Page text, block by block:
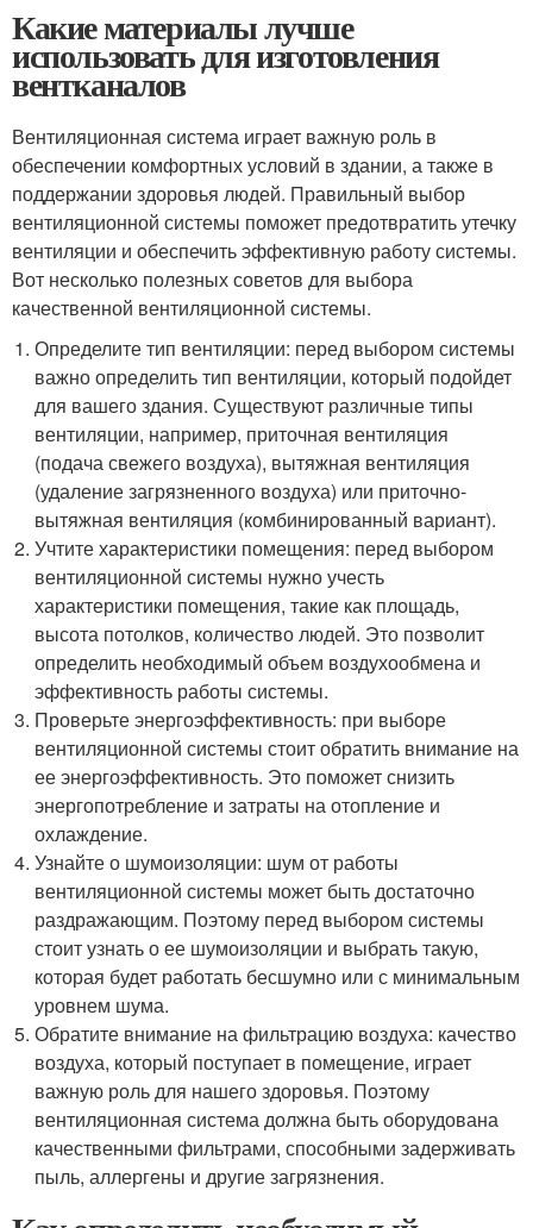
Какие материалы лучше
использовать для изготовления
вентканалов
Вентиляционная система играет важную роль в
обеспечении комфортных условий в здании, а также в
поддержании здоровья людей. Правильный выбор
вентиляционной системы поможет предотвратить утечку
вентиляции и обеспечить эффективную работу системы.
Вот несколько полезных советов для выбора
качественной вентиляционной системы.
Определите тип вентиляции: перед выбором системы
важно определить тип вентиляции, который подойдет
для вашего здания. Существуют различные типы
вентиляции, например, приточная вентиляция
(подача свежего воздуха), вытяжная вентиляция
(удаление загрязненного воздуха) или приточно-
вытяжная вентиляция (комбинированный вариант).
Учтите характеристики помещения: перед выбором
вентиляционной системы нужно учесть
характеристики помещения, такие как площадь,
высота потолков, количество людей. Это позволит
определить необходимый объем воздухообмена и
эффективность работы системы.
Проверьте энергоэффективность: при выборе
вентиляционной системы стоит обратить внимание на
ее энергоэффективность. Это поможет снизить
энергопотребление и затраты на отопление и
охлаждение.
Узнайте о шумоизоляции: шум от работы
вентиляционной системы может быть достаточно
раздражающим. Поэтому перед выбором системы
стоит узнать о ее шумоизоляции и выбрать такую,
которая будет работать бесшумно или с минимальным
уровнем шума.
Обратите внимание на фильтрацию воздуха: качество
воздуха, который поступает в помещение, играет
важную роль для нашего здоровья. Поэтому
вентиляционная система должна быть оборудована
качественными фильтрами, способными задерживать
пыль, аллергены и другие загрязнения.